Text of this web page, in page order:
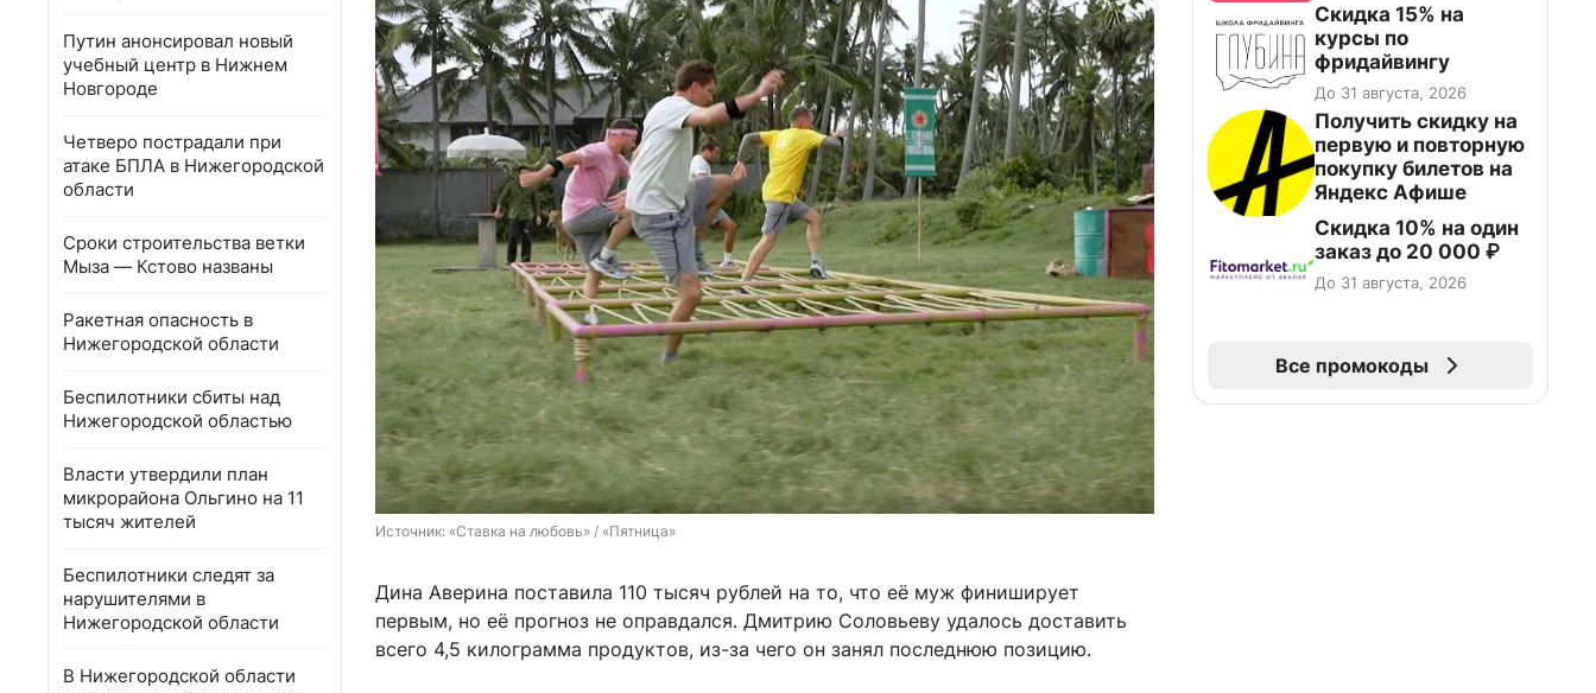
Путин анонсировал новый
учебный центр в Нижнем
Новгороде
Четверо пострадали при
атаке БПЛА в Нижегородской
области
Сроки строительства ветки
Мыза — Кстово названы
Ракетная опасность в
Нижегородской области
Беспилотники сбиты над
Нижегородской областью
Власти утвердили план
микрорайона Ольгино на 11
тысяч жителей
Беспилотники следят за
нарушителями в
Нижегородской области
В Нижегородской области
Источник: «Ставка на любовь» / «Пятница»
Дина Аверина поставила 110 тысяч рублей на то, что её муж финиширует
первым, но её прогноз не оправдался. Дмитрию Соловьеву удалось доставить
всего 4,5 килограмма продуктов, из-за чего он занял последнюю позицию.
Скидка 15% на
курсы по
фридайвингу
До 31 августа, 2026
Получить скидку на
первую и повторную
покупку билетов на
Яндекс Афише
Скидка 10% на один
заказ до 20 000 ₽
До 31 августа, 2026
Все промокоды